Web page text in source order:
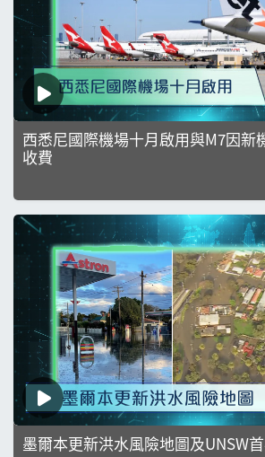
西悉尼國際機場十月啟用與M7因新
收費
墨爾本更新洪水風險地圖及UNSW